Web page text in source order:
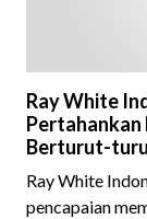
Ray White
Pertahankan
Berturut-
Ray White
pencapaian